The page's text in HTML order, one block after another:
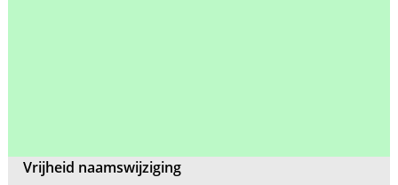
Vrijheid naamswijziging